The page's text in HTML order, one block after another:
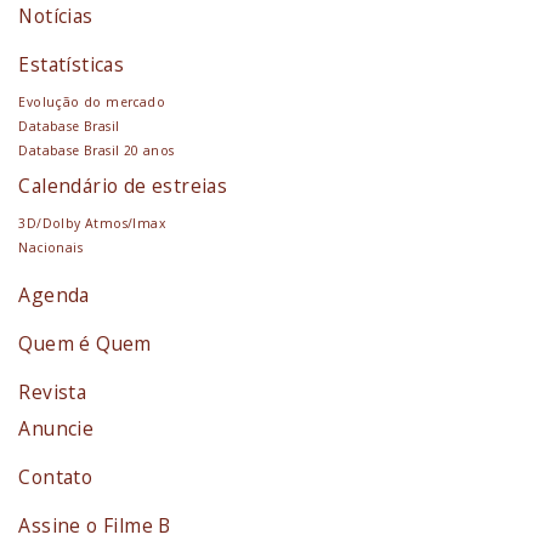
Notícias
Estatísticas
Evolução do mercado
Database Brasil
Database Brasil 20 anos
Calendário de estreias
3D/Dolby Atmos/Imax
Nacionais
Agenda
Quem é Quem
Revista
Anuncie
Contato
Assine o Filme B